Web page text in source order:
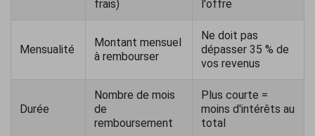
frais)
l'offre
Mensualité
Montant mensuel
à rembourser
Ne doit pas
dépasser 35 % de
vos revenus
Durée
Nombre de mois
de
remboursement
Plus courte =
moins d'intérêts au
total